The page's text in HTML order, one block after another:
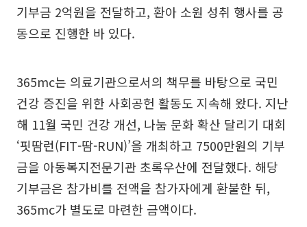
기부금 2억원을 전달하고, 환아 소원 성취 행사를 공
동으로 진행한 바 있다.
365mc는 의료기관으로서의 책무를 바탕으로 국민
건강 증진을 위한 사회공헌 활동도 지속해 왔다. 지난
해 11월 국민 건강 개선, 나눔 문화 확산 달리기 대회
‘핏땀런(FIT-땀-RUN)’을 개최하고 7500만원의 기부
금을 아동복지전문기관 초록우산에 전달했다. 해당
기부금은 참가비를 전액을 참가자에게 환불한 뒤,
365mc가 별도로 마련한 금액이다.